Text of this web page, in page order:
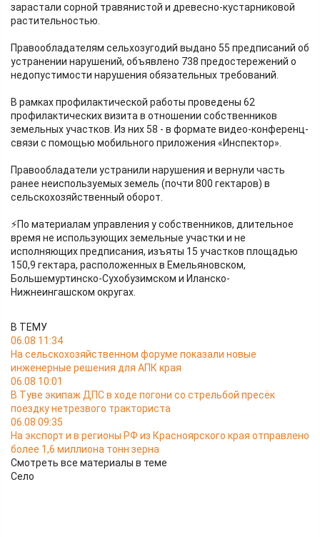
зарастали сорной травянистой и древесно-кустарниковой
растительностью.
Правообладателям сельхозугодий выдано 55 предписаний об
устранении нарушений, объявлено 738 предостережений о
недопустимости нарушения обязательных требований.
В рамках профилактической работы проведены 62
профилактических визита в отношении собственников
земельных участков. Из них 58 - в формате видео-конференц-
связи с помощью мобильного приложения «Инспектор».
Правообладатели устранили нарушения и вернули часть
ранее неиспользуемых земель (почти 800 гектаров) в
сельскохозяйственный оборот.
⚡️По материалам управления у собственников, длительное
время не использующих земельные участки и не
исполняющих предписания, изъяты 15 участков площадью
150,9 гектара, расположенных в Емельяновском,
Большемуртинско-Сухобузимском и Иланско-
Нижнеингашском округах.
В ТЕМУ
06.08 11:34
На сельскохозяйственном форуме показали новые
инженерные решения для АПК края
06.08 10:01
В Туве экипаж ДПС в ходе погони со стрельбой пресёк
поездку нетрезвого тракториста
06.08 09:35
На экспорт и в регионы РФ из Красноярского края отправлено
более 1,6 миллиона тонн зерна
Смотреть все материалы в теме
Село